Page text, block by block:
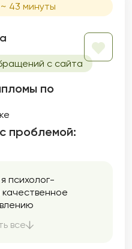
43 минуты
с сайта
по
проблемой:
психолог-
качественное
все